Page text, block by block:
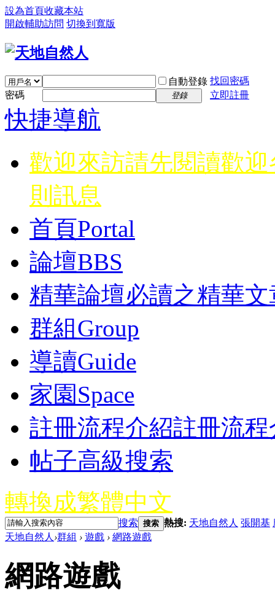
設為首頁收藏本站
開啟輔助訪問 切換到寬版
自動登錄 找回密碼
密碼
登錄 立即註冊
快捷導航
歡迎來訪請先閱讀歡迎
則訊息
首頁Portal
論壇BBS
精華論壇必讀之精華文
群組Group
導讀Guide
家園Space
註冊流程介紹註冊流
帖子高級搜索
轉換成繁體中文
搜索 搜索 熱搜: 天地自然人 張開基
天地自然人 ›群組 › 遊戲 › 網路遊戲
網路遊戲